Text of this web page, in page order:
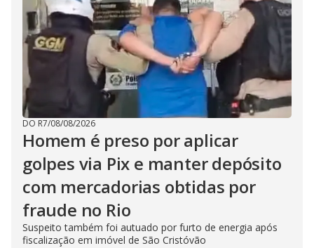
DO R7/08/08/2026
Homem é preso por aplicar
golpes via Pix e manter depósito
com mercadorias obtidas por
fraude no Rio
Suspeito também foi autuado por furto de energia após
fiscalização em imóvel de São Cristóvão